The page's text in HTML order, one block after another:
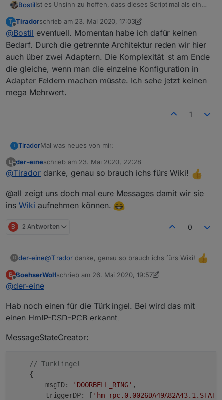
BostilIst es Unsinn zu hoffen, dass dieses Script mal als ein
integriert werden könnte ?
:-)
T
Offline
Tiradorschrieb am 23. Mai 2020, 17:03
zuletzt editiert von Tirador
@Bostil eventuell. Momentan habe ich dafür keinen
Bedarf. Durch die getrennte Architektur reden wir hier
auch über zwei Adaptern. Die Komplexität ist am Ende
die gleiche, wenn man die einzelne Konfiguration in
Adapter Feldern machen müsste. Ich sehe jetzt keinen
mega Mehrwert.
1
T TiradorMal was neues von mir:
Ich habe das Raumklima-Skript integriert (basierend auf
der absoluten Feuchte und Temperaturen innen /
https://forum.iobroker.net/topic/2313/skript-absolute-
feuchte-berechnen
// Unterstützung durch Raumklima-Skript
// https://forum.iobroker.net/topic/
        msgID: 'RAUMKLIMA_INFO',
triggerDP:
removeMsgDP:
countEventsDP:
MessageHandler:
        // Erinnerung Fenster lüften!
RAUMKLIMA_INFO: {msgEvent: [''],
D
Offline
der-eineschrieb am 23. Mai 2020, 22:28
zuletzt editiert von
@Tirador danke, genau so brauch ichs fürs Wiki!
@all zeigt uns doch mal eure Messages damit wir sie
ins Wiki aufnehmen können.
B 2 Antworten 0
D der-eine@Tirador danke, genau so brauch ichs fürs Wiki!
@all zeigt uns doch mal eure Messages damit wir sie
B
Offline
BoehserWolfschrieb am 26. Mai 2020, 19:57
zuletzt editiert von BoehserWolf
@der-eine
Hab noch einen für die Türklingel. Bei wird das mit
einen HmIP-DSD-PCB erkannt.
MessageStateCreator:
// Türklingel
    {
        msgID:
'DOORBELL_RING' ,
        triggerDP: [
'hm-